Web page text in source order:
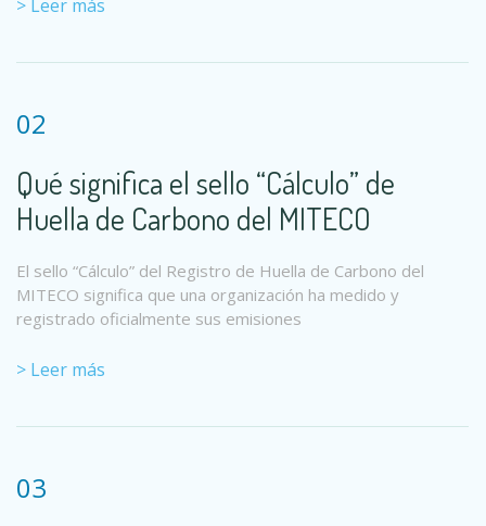
> Leer más
02
Qué significa el sello “Cálculo” de
Huella de Carbono del MITECO
El sello “Cálculo” del Registro de Huella de Carbono del
MITECO significa que una organización ha medido y
registrado oficialmente sus emisiones
> Leer más
03